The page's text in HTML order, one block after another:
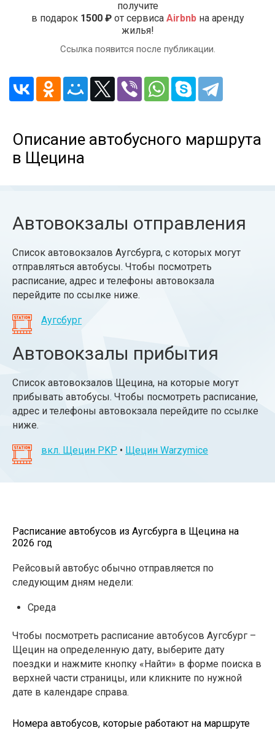
получите
в подарок 1500 ₽от сервиса Airbnbна аренду
жилья!
Ссылка появится после публикации.
Описание автобусного маршрута
в Щецина
Автовокзалы отправления
Список автовокзалов Аугсбурга, с которых могут
отправляться автобусы. Чтобы посмотреть
расписание, адрес и телефоны автовокзала
перейдите по ссылке ниже.
Аугсбург
Автовокзалы прибытия
Список автовокзалов Щецина, на которые могут
прибывать автобусы. Чтобы посмотреть расписание,
адрес и телефоны автовокзала перейдите по ссылке
ниже.
вкл. Щецин PKP • Щецин Warzymice
Расписание автобусов из Аугсбурга в Щецина на
2026 год
Рейсовый автобус обычно отправляется по
следующим дням недели:
Среда
Чтобы посмотреть расписание автобусов Аугсбург –
Щецин на определенную дату, выберите дату
поездки и нажмите кнопку «Найти» в форме поиска в
верхней части страницы, или кликните по нужной
дате в календаре справа.
Номера автобусов, которые работают на маршруте